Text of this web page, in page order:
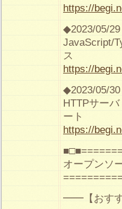
https://
◆2023/05/29
JavaScript/
ス
https://
◆2023/05/30
HTTPサー
ート
https://
オープンソ
━━【おす